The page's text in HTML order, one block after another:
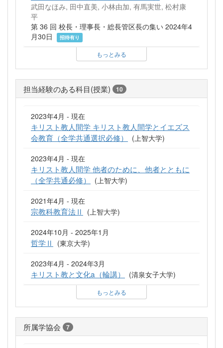
武田なほみ, 田中直美, 小林由加, 有馬実世, 松村康
平
第 36 回 校長・理事長・総長管区長の集い 2024年4
月30日
招待有り
もっとみる
担当経験のある科目(授業) 10
2023年4月 - 現在
キリスト教人間学 キリスト教人間学とイエズス
会教育（全学共通選択必修）
(上智大学)
2023年4月 - 現在
キリスト教人間学 他者のために、他者とともに
（全学共通必修）
(上智大学)
2021年4月 - 現在
宗教科教育法Ⅱ (上智大学)
2024年10月 - 2025年1月
哲学Ⅱ (東京大学)
2023年4月 - 2024年3月
キリスト教と文化a（輪講） (清泉女子大学)
もっとみる
所属学協会 7